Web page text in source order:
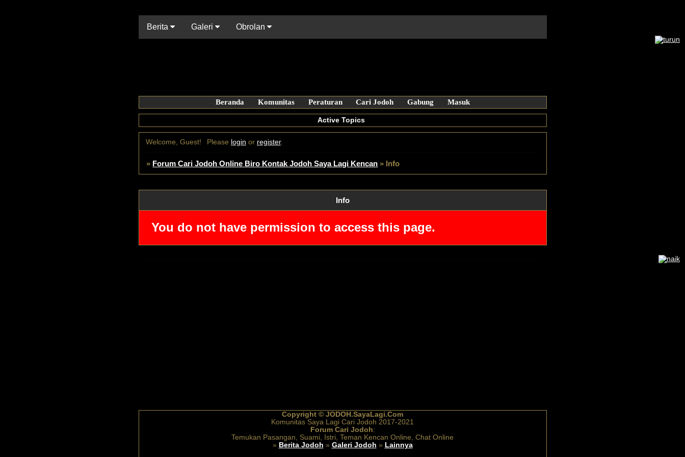
Berita Galeri Obrolan
Beranda
Active Topics
Welcome, Guest! Please login or register.
» Forum Cari Jodoh Online Biro Kontak Jodoh Saya Lagi Kencan » Info
Info
You do not have permission to access this page.
Copyright © JODOH.SayaLagi.Com
Komunitas Saya Lagi Cari Jodoh 2017-2021
Forum Cari Jodoh:
Temukan Pasangan, Suami, Istri, Teman Kencan Online, Chat Online
» Berita Jodoh » Galeri Jodoh » Lainnya